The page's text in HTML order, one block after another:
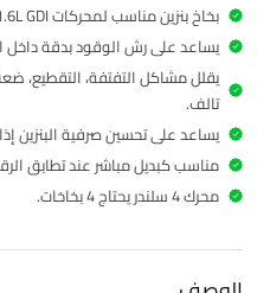
بخاخ بنزين مناسب لمحركات Hyundai / Kia 1.6L GDI.
يساعد على رش الوقود بدقة داخل
يقلل مشاكل التفتفة، التقطيع،
تالف.
يساعد على تحسين صرفية البنزين
مناسب كبديل مباشر عند تطابق
محرك 4 سلندر يحتاج 4 بخاخات.